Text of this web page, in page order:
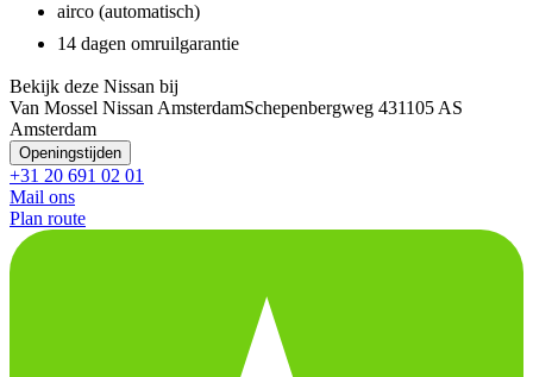
airco (automatisch)
14 dagen omruilgarantie
Bekijk deze Nissan bij
Van Mossel Nissan AmsterdamSchepenbergweg 431105 AS
Amsterdam
Openingstijden
+31 20 691 02 01
Mail ons
Plan route